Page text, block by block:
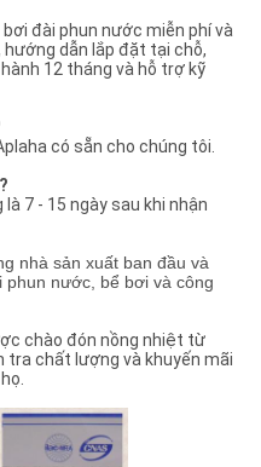
đài phun nước miễn phí và
dẫn lắp đặt tại chỗ,
12 tháng và hỗ trợ kỹ
có sẵn cho chúng tôi.
7 - 15 ngày sau khi nhận
nhà sản xuất ban đầu và
phun nước, bể bơi và công
chào đón nồng nhiệt từ
tra chất lượng và khuyến mãi